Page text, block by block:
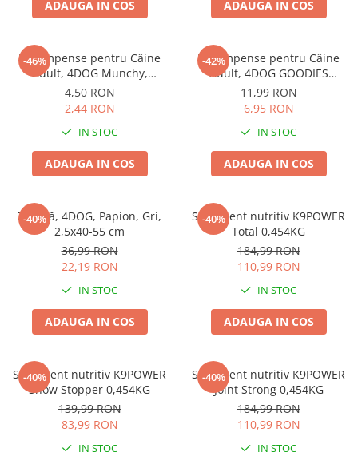
Pernuțe
Proteice
Umede
Îngrijire Pisici
Așternut Igienic Pisici
Igienă Pisici
Antiparazitare Pisici
Vitamine Pisici
Accesorii Pisici
Culcușuri & Saltele Pisici
Ansambluri Pisici
Castroane & Adapatori Pisici
Cuști & Genți Pisici
Litiere Pisici
Zgărzi & Hamuri
Păsări
Hrană Păsări
Meniuri Păsări
Suplimente Nutritive
ADAUGA IN COS ADAUGA IN COS
-46%
Recompense pentru Câine
Adult, 4DOG Munchy,
Batoane, Vită, 12.5cm, 10
bucăți
4,50 RON
2,44 RON
IN STOC
ADAUGA IN COS
-42%
Recompense pentru Câine
Adult, 4DOG GOODIES
Barbecue, Cotlete de Miel,
100g
11,99 RON
6,95 RON
IN STOC
ADAUGA IN COS
-40%
Zgardă, 4DOG, Papion, Gri,
2,5x40-55 cm
36,99 RON
22,19 RON
IN STOC
ADAUGA IN COS
-40%
Supliment nutritiv K9POWER
Total 0,454KG
184,99 RON
110,99 RON
IN STOC
ADAUGA IN COS
-40%
Supliment nutritiv K9POWER
Show Stopper 0,454KG
139,99 RON
83,99 RON
IN STOC
-40%
Supliment nutritiv K9POWER
Joint Strong 0,454KG
184,99 RON
110,99 RON
IN STOC